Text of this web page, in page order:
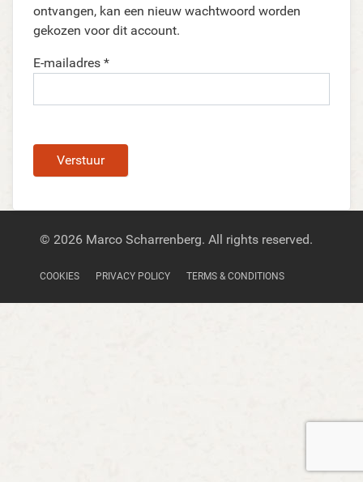
ontvangen, kan een nieuw wachtwoord worden
gekozen voor dit account.
E-mailadres *
Verstuur
© 2026 Marco Scharrenberg. All rights reserved.
COOKIES PRIVACY POLICY TERMS & CONDITIONS